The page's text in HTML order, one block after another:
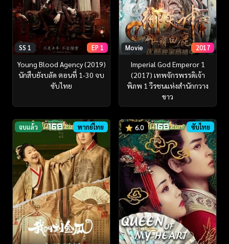
SS 1 EP 1
Young Blood Agency (2019)
นักสืบยังบลัด ตอนที่ 1-30 จบ
ซับไทย
Movie 2017
Imperial God Emperor 1
(2017) เทพจักรพรรดิเจ้า
พิภพ 1 วีรชนแห่งสำนักกวาง
ขาว
จบแล้ว พากย์ไทย 6.0 ซับไทย